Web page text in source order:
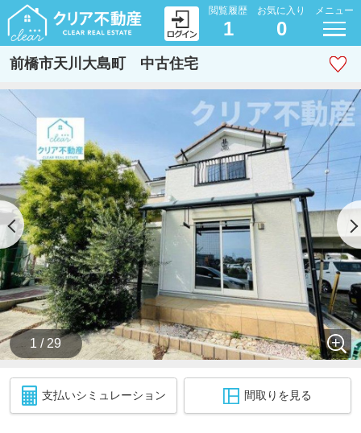
閲覧履歴
1
お気に入り
0
メニュー
前橋市天川大島町 中古住宅
1 / 29
支払いシミュレーション 間取りを見る